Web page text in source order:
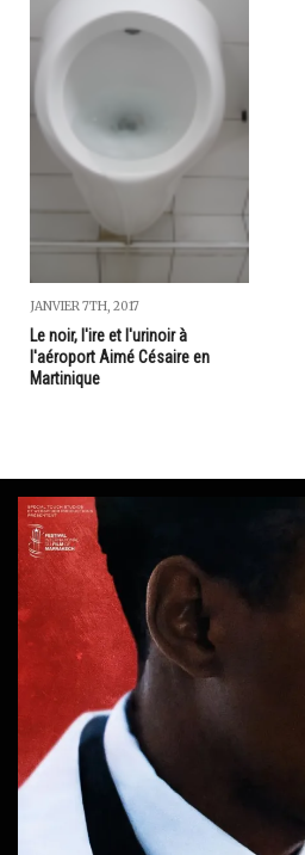
JANVIER 7TH, 2017
Le noir, l'ire et l'urinoir à
l'aéroport Aimé Césaire en
Martinique